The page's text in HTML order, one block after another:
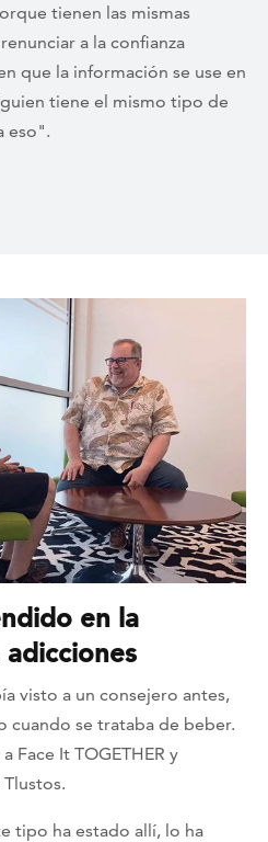
tienen las mismas
a la confianza
que la información se use en
tiene el mismo tipo de
eso".
en la
visto a un consejero antes,
cuando se trataba de beber.
Face It TOGETHER y
tipo ha estado allí, lo ha